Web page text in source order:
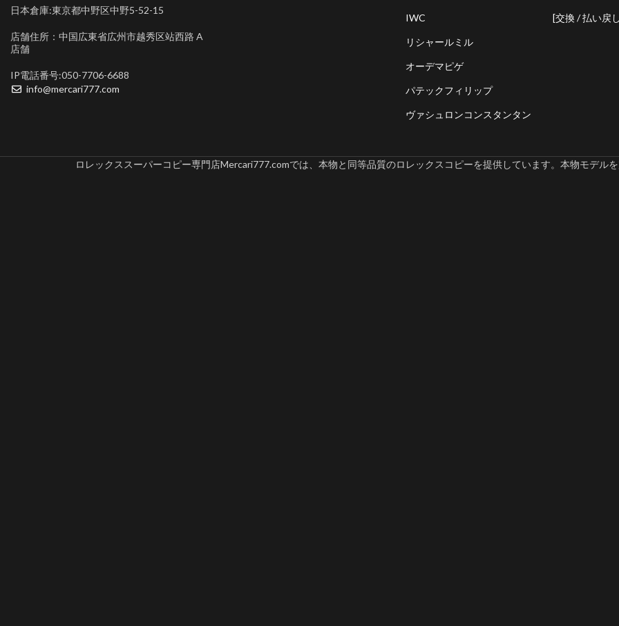
日本倉庫:東京都中野区中野5-52-15
店舗住所：中国広東省広州市越秀区站西路 A
店舗
IP電話番号:050-7706-6688
info@mercari777.com
IWC
リシャールミル
オーデマピゲ
パテックフィリップ
ヴァシュロンコンスタンタン
[交換 / 払い戻
ロレックススーパーコピー専門店Mercari777.comでは、本物と同等品質のロレックスコピーを提供しています。本物モデル